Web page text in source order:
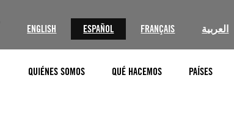
ENGLISH ESPAÑOL FRANÇAIS العربية
QUIÉNES SOMOS QUÉ HACEMOS PAÍSES